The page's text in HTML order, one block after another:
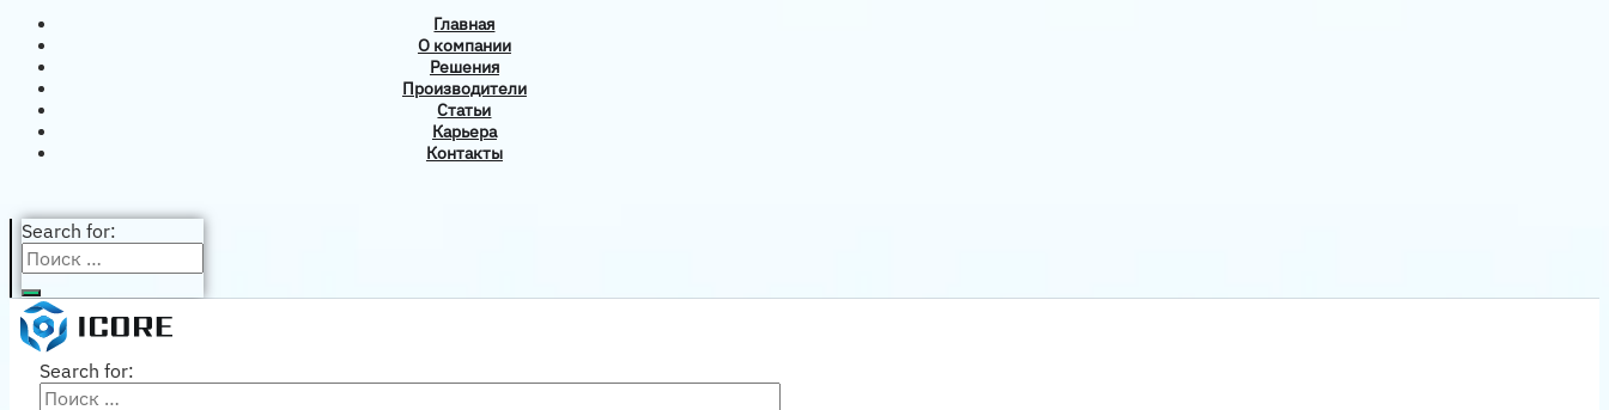
Главная
О компании
Решения
Производители
Статьи
Карьера
Контакты
Search for:
Search for: